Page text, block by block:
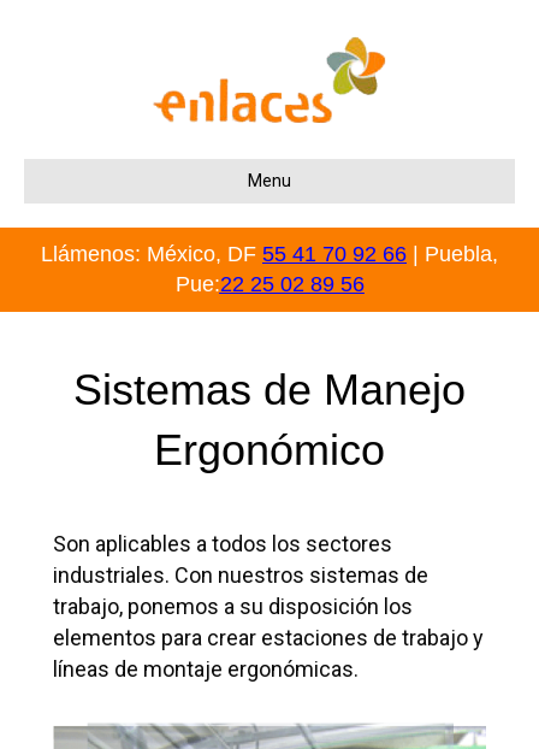
Menu
Llámenos: México, DF 55 41 70 92 66
| Puebla,
Pue:22 25 02 89 56
Sistemas de Manejo
Ergonómico
Son aplicables a todos los sectores
industriales. Con nuestros sistemas de
trabajo, ponemos a su disposición los
elementos para crear estaciones de trabajo y
líneas de montaje ergonómicas.